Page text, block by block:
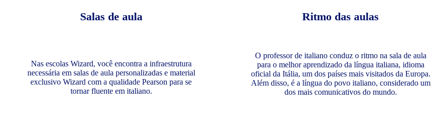
Salas de aula
Nas escolas Wizard, você encontra a infraestrutura
necessária em salas de aula personalizadas e material
exclusivo Wizard com a qualidade Pearson para se
tornar fluente em italiano.
Ritmo das aulas
O professor de italiano conduz o ritmo na sala de aula
para o melhor aprendizado da língua italiana, idioma
oficial da Itália, um dos países mais visitados da Europa.
Além disso, é a língua do povo italiano, considerado um
dos mais comunicativos do mundo.